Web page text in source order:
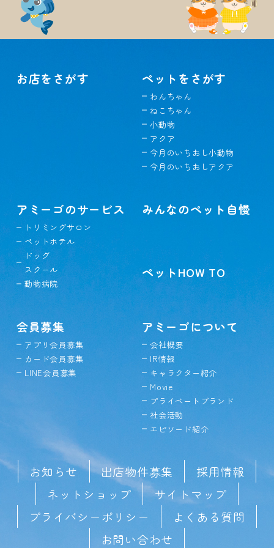
お店をさがす ペットをさがす
わんちゃん
ねこちゃん
小動物
アクア
今月のいちおし小動物
今月のいちおしアクア
アミーゴのサービス
トリミングサロン
ペットホテル
ドッグ
スクール
動物病院
みんなのペット自慢
ペットHOW TO
会員募集
アプリ会員募集
カード会員募集
LINE会員募集
アミーゴについて
会社概要
IR情報
キャラクター紹介
Movie
プライベートブランド
社会活動
エピソード紹介
お知らせ 出店物件募集
採用情報
ネットショップ
サイトマップ
プライバシーポリシー
よくある質問
お問い合わせ